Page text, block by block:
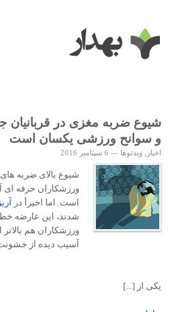
زندگی سالم
خانواده و
ویدئوها
شیوع ضربه مغزی در
و سوانح ورزشی یکسان است
اخبار ویدئوها — 6 سپتامبر 2016
شیوع بالای ضربه
ورزشکاران حرفه ای
است. اما اخیرأ در
شدند، این عارضه
ورزشکاران هم
آسیب دیده از
یکی از [...]